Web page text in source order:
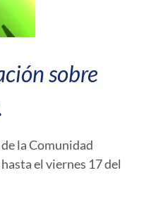
sobre
la Comunidad
el viernes 17 del